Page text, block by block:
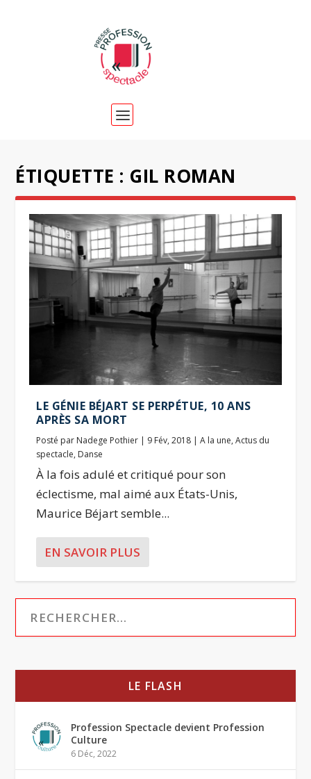
ÉTIQUETTE : GIL ROMAN
LE GÉNIE BÉJART SE PERPÉTUE, 10 ANS
APRÈS SA MORT
Posté par Nadege Pothier | 9 Fév, 2018 |A la une,Actus du
spectacle, Danse
À la fois adulé et critiqué pour son
éclectisme, mal aimé aux États-Unis,
Maurice Béjart semble...
EN SAVOIR PLUS
LE FLASH
Profession Spectacle devient Profession
Culture
6 Déc, 2022